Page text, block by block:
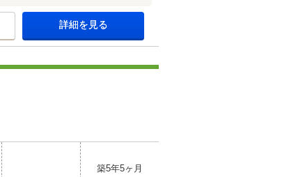
詳細を見る
築5年5ヶ月